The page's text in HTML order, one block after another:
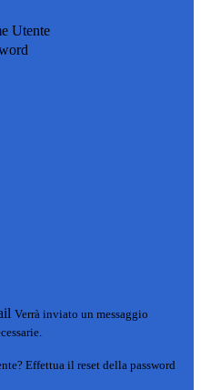
Utente
Verrà inviato un messaggio
Effettua il reset della password